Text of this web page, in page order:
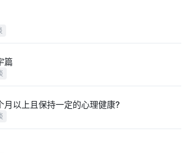
篇
月以上且保持一定的心理健康?